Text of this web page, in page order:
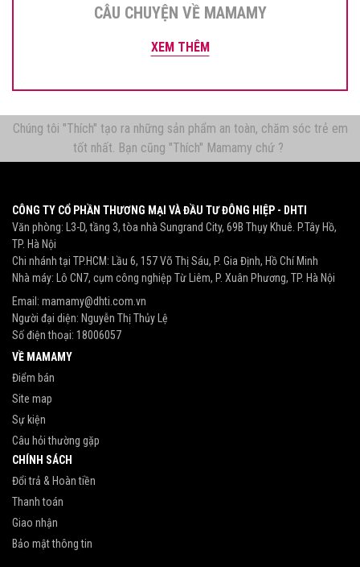
CÂU CHUYỆN VỀ MAMAMY
XEM THÊM
Chúng tôi "Thích" tạo ra những sản phẩm an toàn, chăm sóc trẻ em
tốt nhất. Bạn cũng "Thích" Mamamy chứ ?
CÔNG TY CỔ PHẦN THƯƠNG MẠI VÀ ĐẦU TƯ ĐÔNG HIỆP - DHTI
Văn phòng: L3-D, tầng 3, tòa nhà Sungrand City, 69B Thụy Khuê. P.Tây Hồ,
TP. Hà Nội
Chi nhánh tại TP.HCM: Lầu 6, 157 Võ Thị Sáu, P. Gia Định, Hồ Chí Minh
Nhà máy: Lô CN7, cụm công nghiệp Từ Liêm, P. Xuân Phương, TP. Hà Nội
Email: mamamy@dhti.com.vn
Người đại diện: Nguyễn Thị Thủy Lệ
Số điện thoại: 18006057
VỀ MAMAMY
Điểm bán
Site map
Sự kiện
Câu hỏi thường gặp
CHÍNH SÁCH
Đổi trả & Hoàn tiền
Thanh toán
Giao nhận
Bảo mật thông tin